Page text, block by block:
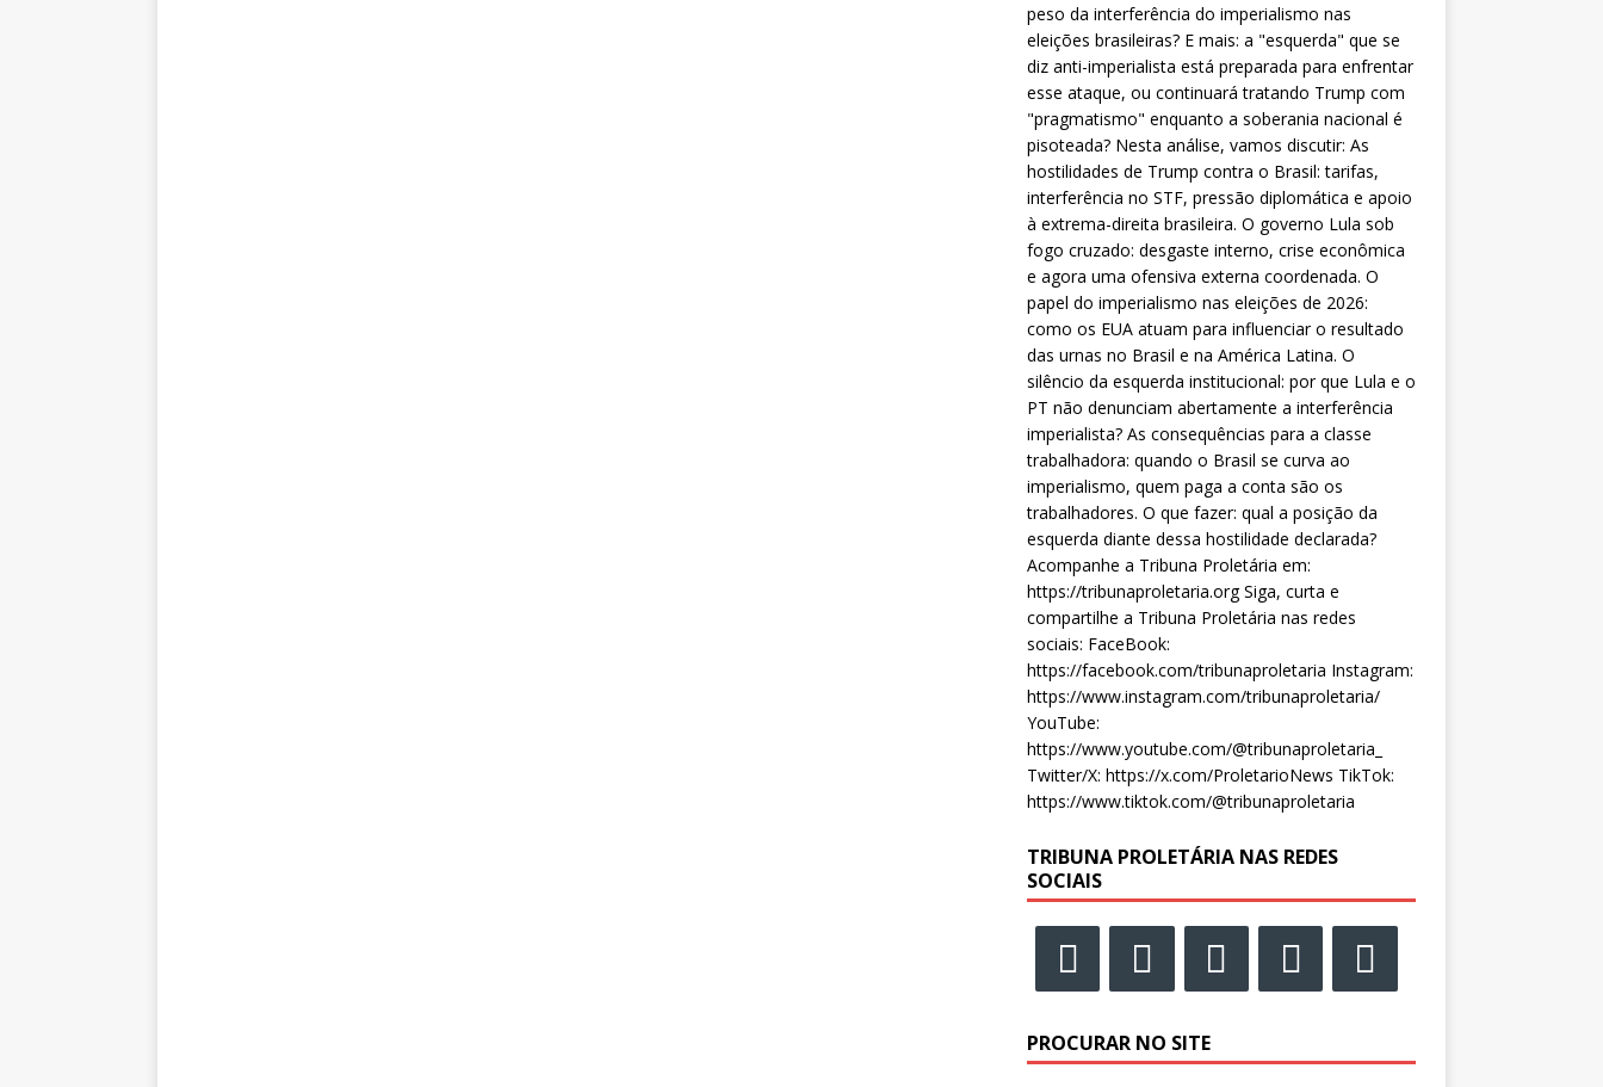
peso da interferência do imperialismo nas
eleições brasileiras? E mais: a "esquerda" que se
diz anti-imperialista está preparada para enfrentar
esse ataque, ou continuará tratando Trump com
"pragmatismo" enquanto a soberania nacional é
pisoteada? Nesta análise, vamos discutir: As
hostilidades de Trump contra o Brasil: tarifas,
interferência no STF, pressão diplomática e apoio
à extrema-direita brasileira. O governo Lula sob
fogo cruzado: desgaste interno, crise econômica
e agora uma ofensiva externa coordenada. O
papel do imperialismo nas eleições de 2026:
como os EUA atuam para influenciar o resultado
das urnas no Brasil e na América Latina. O
silêncio da esquerda institucional: por que Lula e o
PT não denunciam abertamente a interferência
imperialista? As consequências para a classe
trabalhadora: quando o Brasil se curva ao
imperialismo, quem paga a conta são os
trabalhadores. O que fazer: qual a posição da
esquerda diante dessa hostilidade declarada?
Acompanhe a Tribuna Proletária em:
https://tribunaproletaria.org Siga, curta e
compartilhe a Tribuna Proletária nas redes
sociais: FaceBook:
https://facebook.com/tribunaproletaria Instagram:
https://www.instagram.com/tribunaproletaria/
YouTube:
https://www.youtube.com/@tribunaproletaria_
Twitter/X: https://x.com/ProletarioNews TikTok:
https://www.tiktok.com/@tribunaproletaria
TRIBUNA PROLETÁRIA NAS REDES
SOCIAIS
PROCURAR NO SITE